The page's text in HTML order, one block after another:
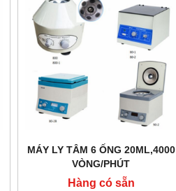
MÁY LY TÂM 6 ỐNG 20ML,4000
VÒNG/PHÚT
Hàng có sẵn